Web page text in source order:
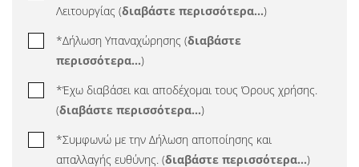
Λειτουργίας (διαβάστε περισσότερα...)
*Δήλωση Υπαναχώρησης (διαβάστε
περισσότερα...)
*Έχω διαβάσει και αποδέχομαι τους Όρους χρήσης.
(διαβάστε περισσότερα...)
*Συμφωνώ με την Δήλωση αποποίησης και
απαλλαγής ευθύνης. (διαβάστε περισσότερα...)